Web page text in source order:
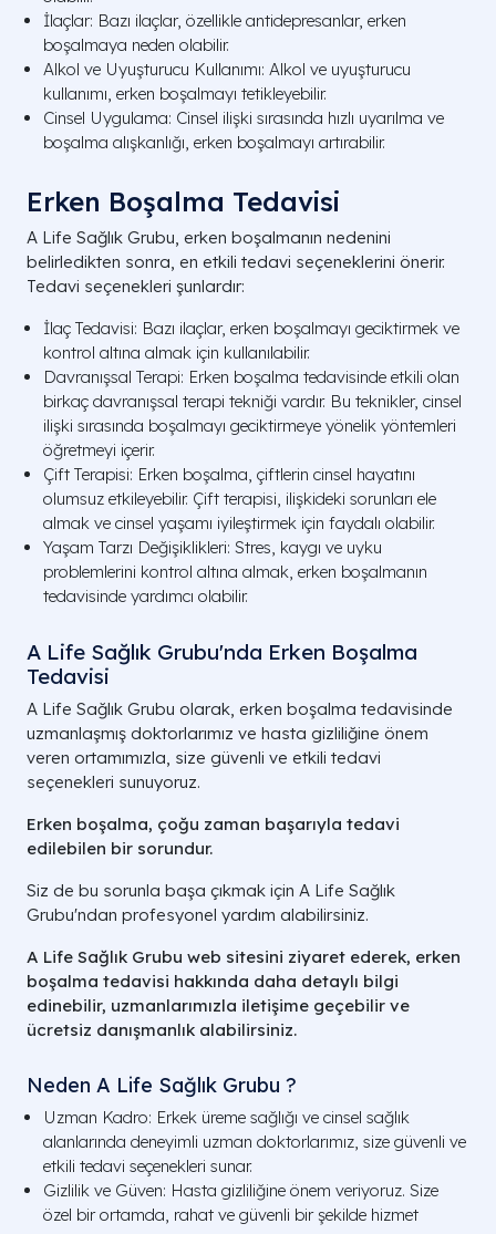
İlaçlar: Bazı ilaçlar, özellikle antidepresanlar, erken
boşalmaya neden olabilir.
Alkol ve Uyuşturucu Kullanımı: Alkol ve uyuşturucu
kullanımı, erken boşalmayı tetikleyebilir.
Cinsel Uygulama: Cinsel ilişki sırasında hızlı uyarılma ve
boşalma alışkanlığı, erken boşalmayı artırabilir.
Erken Boşalma Tedavisi
A Life Sağlık Grubu, erken boşalmanın nedenini
belirledikten sonra, en etkili tedavi seçeneklerini önerir.
Tedavi seçenekleri şunlardır:
İlaç Tedavisi: Bazı ilaçlar, erken boşalmayı geciktirmek ve
kontrol altına almak için kullanılabilir.
Davranışsal Terapi: Erken boşalma tedavisinde etkili olan
birkaç davranışsal terapi tekniği vardır. Bu teknikler, cinsel
ilişki sırasında boşalmayı geciktirmeye yönelik yöntemleri
öğretmeyi içerir.
Çift Terapisi: Erken boşalma, çiftlerin cinsel hayatını
olumsuz etkileyebilir. Çift terapisi, ilişkideki sorunları ele
almak ve cinsel yaşamı iyileştirmek için faydalı olabilir.
Yaşam Tarzı Değişiklikleri: Stres, kaygı ve uyku
problemlerini kontrol altına almak, erken boşalmanın
tedavisinde yardımcı olabilir.
A Life Sağlık Grubu'nda Erken Boşalma
Tedavisi
A Life Sağlık Grubu olarak, erken boşalma tedavisinde
uzmanlaşmış doktorlarımız ve hasta gizliliğine önem
veren ortamımızla, size güvenli ve etkili tedavi
seçenekleri sunuyoruz.
Erken boşalma, çoğu zaman başarıyla tedavi
edilebilen bir sorundur.
Siz de bu sorunla başa çıkmak için A Life Sağlık
Grubu'ndan profesyonel yardım alabilirsiniz.
A Life Sağlık Grubu web sitesini ziyaret ederek, erken
boşalma tedavisi hakkında daha detaylı bilgi
edinebilir, uzmanlarımızla iletişime geçebilir ve
ücretsiz danışmanlık alabilirsiniz.
Neden A Life Sağlık Grubu ?
Uzman Kadro: Erkek üreme sağlığı ve cinsel sağlık
alanlarında deneyimli uzman doktorlarımız, size güvenli ve
etkili tedavi seçenekleri sunar.
Gizlilik ve Güven: Hasta gizliliğine önem veriyoruz. Size
özel bir ortamda, rahat ve güvenli bir şekilde hizmet